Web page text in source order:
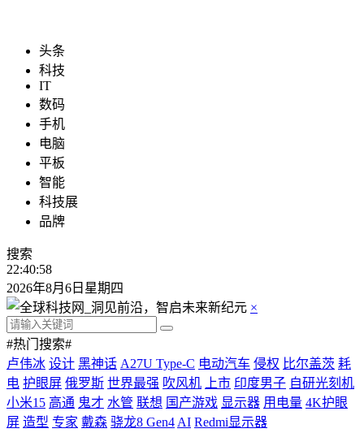
头条
科技
IT
数码
手机
电脑
平板
智能
科技展
品牌
搜索
22:40:59
2026年8月6日星期四
×
#热门搜索#
卢伟冰 设计 黑神话 A27U Type-C 电动汽车 侵权 比尔盖茨 耗
电 护眼屏 俄罗斯 世界最强 吹风机 上市 印度男子 自研光刻机
小米15 高通 鬼才 水管 联想 国产游戏 显示器 用电量 4K护眼
屏 造型 专家 戴森 骁龙8 Gen4AI Redmi显示器